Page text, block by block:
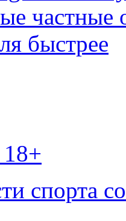
частные
быстрее
18+
спорта